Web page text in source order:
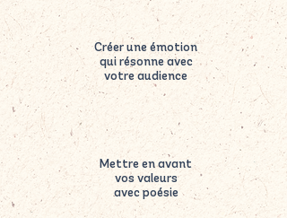
Créer une émotion
qui résonne avec
votre audience
Mettre en avant
vos valeurs
avec poésie